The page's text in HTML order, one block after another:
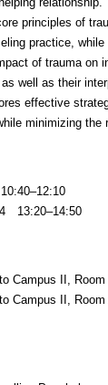
principles of
practice,
of trauma on
well as their
effective
minimizing the
13:20–14:50
Campus II, Room
Campus II, Room